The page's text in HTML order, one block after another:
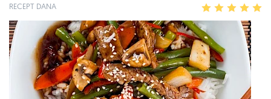
RECEPT DANA 2 3 4